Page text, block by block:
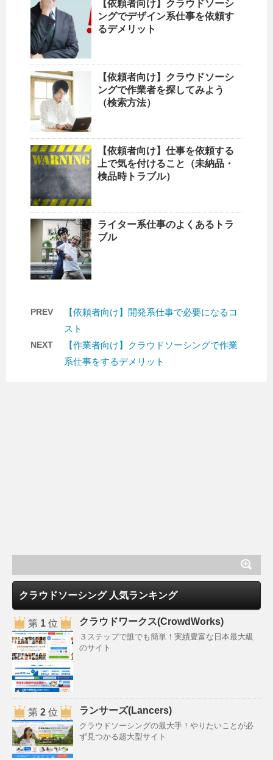
【依頼者向け】クラウドソーシ
ングでデザイン系仕事を依頼す
るデメリット
【依頼者向け】クラウドソーシ
ングで作業者を探してみよう
（検索方法）
【依頼者向け】仕事を依頼する
上で気を付けること（未納品・
検品時トラブル）
ライター系仕事のよくあるトラ
ブル
PREV
【依頼者向け】開発系仕事で必要になるコ
スト
NEXT
【作業者向け】クラウドソーシングで作業
系仕事をするデメリット
クラウドソーシング 人気ランキング
第 1位 クラウドワークス(CrowdWorks)
３ステップで誰でも簡単！実績豊富な日本最大級
のサイト
第 2位 ランサーズ(Lancers)
クラウドソーシングの最大手！やりたいことが必
ず見つかる超大型サイト